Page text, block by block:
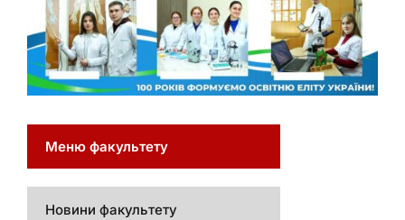
Меню факультету
Новини факультету